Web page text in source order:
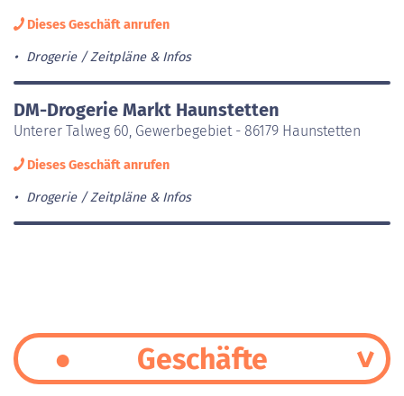
Dieses Geschäft anrufen
Drogerie Zeitpläne & Infos
DM-Drogerie Markt Haunstetten
Unterer Talweg 60, Gewerbegebiet - 86179 Haunstetten
Dieses Geschäft anrufen
Drogerie Zeitpläne & Infos
Geschäfte